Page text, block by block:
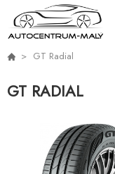
GT Radial
GT RADIAL